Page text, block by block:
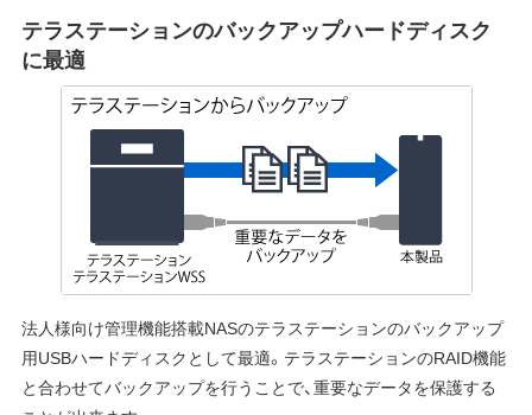
テラステーションのバックアップハードディスク
に最適
法人様向け管理機能搭載NASのテラステーションのバックアップ
用USBハードディスクとして最適。テラステーションのRAID機能
と合わせてバックアップを行うことで、重要なデータを保護する